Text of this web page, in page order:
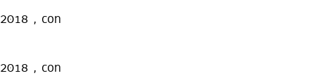
, con
, con